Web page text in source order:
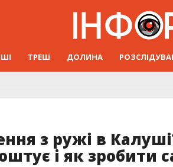
ТРЕШ ДОЛИНА
з ружі в
і як зробити